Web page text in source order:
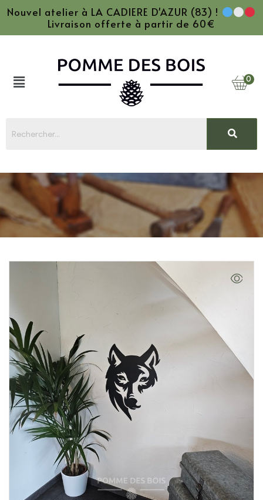
Nouvel atelier à LA CADIERE D'AZUR (83) !
Livraison offerte à partir de 60€
0